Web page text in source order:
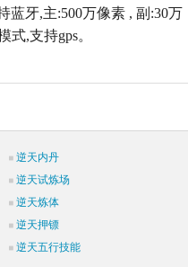
蓝牙,主:500万像素 , 副:30万
,支持gps。
逆天内丹
逆天试炼场
逆天炼体
逆天押镖
逆天五行技能